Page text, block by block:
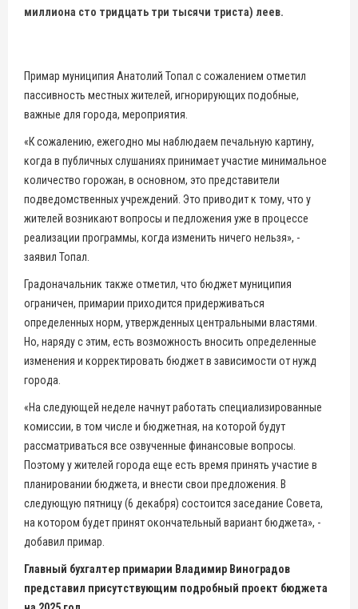
миллиона сто тридцать три тысячи триста) леев.
Примар муниципия Анатолий Топал с сожалением отметил
пассивность местных жителей, игнорирующих подобные,
важные для города, мероприятия.
«К сожалению, ежегодно мы наблюдаем печальную картину,
когда в публичных слушаниях принимает участие минимальное
количество горожан, в основном, это представители
подведомственных учреждений. Это приводит к тому, что у
жителей возникают вопросы и педложения уже в процессе
реализации программы, когда изменить ничего нельзя», -
заявил Топал.
Градоначальник также отметил, что бюджет муниципия
ограничен, примарии приходится придерживаться
определенных норм, утвержденных центральными властями.
Но, наряду с этим, есть возможность вносить определенные
изменения и корректировать бюджет в зависимости от нужд
города.
«На следующей неделе начнут работать специализированные
комиссии, в том числе и бюджетная, на которой будут
рассматриваться все озвученные финансовые вопросы.
Поэтому у жителей города еще есть время принять участие в
планировании бюджета, и внести свои предложения. В
следующую пятницу (6 декабря) состоится заседание Совета,
на котором будет принят окончательный вариант бюджета», -
добавил примар.
Главный бухгалтер примарии Владимир Виноградов
представил присутствующим подробный проект бюджета